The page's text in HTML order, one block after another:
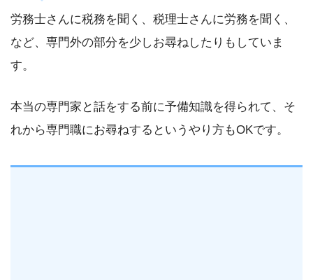
労務士さんに税務を聞く、税理士さんに労務を聞く、
など、専門外の部分を少しお尋ねしたりもしていま
す。
本当の専門家と話をする前に予備知識を得られて、そ
れから専門職にお尋ねするというやり方もOKです。